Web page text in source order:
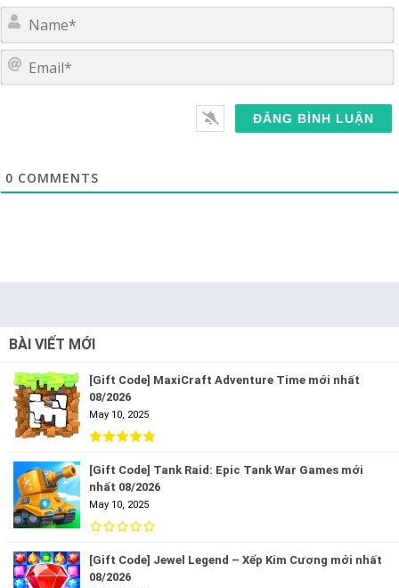
0 COMMENTS
BÀI VIẾT MỚI
[Gift Code] MaxiCraft Adventure Time mới nhất
08/2026
May 10, 2025
[Gift Code] Tank Raid: Epic Tank War Games mới
nhất 08/2026
May 10, 2025
[Gift Code] Jewel Legend – Xếp Kim Cương mới nhất
08/2026